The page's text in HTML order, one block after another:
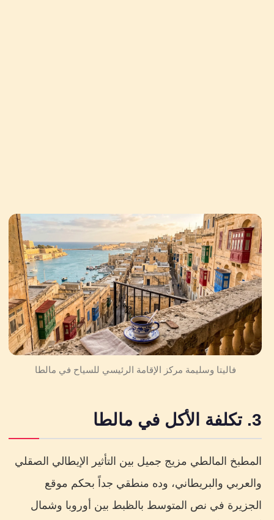
فاليتا وسليمة مركز الإقامة الرئيسي للسياح في مالطا
3. تكلفة الأكل في مالطا
المطبخ المالطي مزيج جميل بين التأثير الإيطالي الصقلي
والعربي والبريطاني، وده منطقي جداً بحكم موقع
الجزيرة في نص المتوسط بالظبط بين أوروبا وشمال